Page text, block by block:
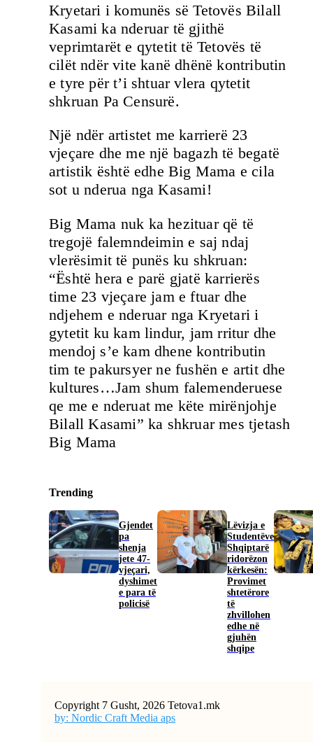
Kryetari i komunës së Tetovës Bilall
Kasami ka nderuar të gjithë
veprimtarët e qytetit të Tetovës të
cilët ndër vite kanë dhënë kontributin
e tyre për t’i shtuar vlera qytetit
shkruan Pa Censurë.
Një ndër artistet me karrierë 23
vjeçare dhe me një bagazh të begatë
artistik është edhe Big Mama e cila
sot u nderua nga Kasami!
Big Mama nuk ka hezituar që të
tregojë falemndeimin e saj ndaj
vlerësimit të punës ku shkruan:
“Është hera e parë gjatë karrierës
time 23 vjeçare jam e ftuar dhe
ndjehem e nderuar nga Kryetari i
gytetit ku kam lindur, jam rritur dhe
mendoj s’e kam dhene kontributin
tim te pakursyer ne fushën e artit dhe
kultures…Jam shum falemenderuese
qe me e nderuat me këte mirënjohje
Bilall Kasami” ka shkruar mes tjetash
Big Mama
Trending
Gjendet
pa
shenja
jete 47-
vjeçari,
dyshimet
e para të
policisë
Lëvizja e
Studentëve
Shqiptarë
ridorëzon
kërkesën:
Provimet
shtetërore
të
zhvillohen
edhe në
gjuhën
shqipe
Copyright 7 Gusht, 2026 Tetova1.mk
by: Nordic Craft Media aps